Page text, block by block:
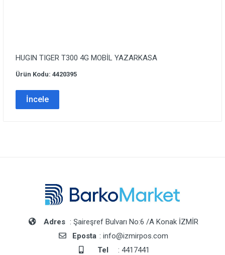
HUGIN TIGER T300 4G MOBİL YAZARKASA
Ürün Kodu: 4420395
İncele
Adres : Şaireşref Bulvarı No:6 /A Konak İZMİR
Eposta : info@izmirpos.com
Tel
: 4417441